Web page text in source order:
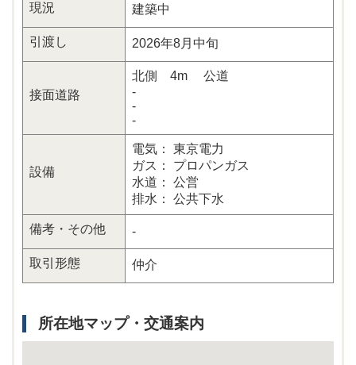
現況 建築中
引渡し 2026年8月中旬
接面道路
北側 4m 公道
-
-
-
設備
電気： 東京電力
ガス： プロパンガス
水道： 公営
排水： 公共下水
備考・その他 -
取引形態 仲介
所在地マップ・交通案内